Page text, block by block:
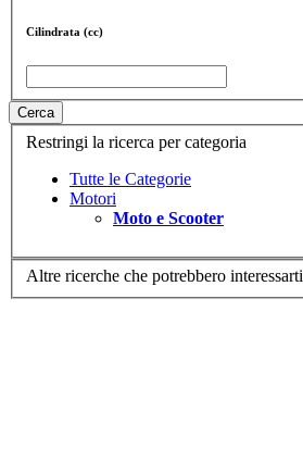
Cilindrata (cc)
Cerca
Restringi la ricerca per categoria
Tutte le Categorie
Motori
Moto e Scooter
Altre ricerche che potrebbero interessarti